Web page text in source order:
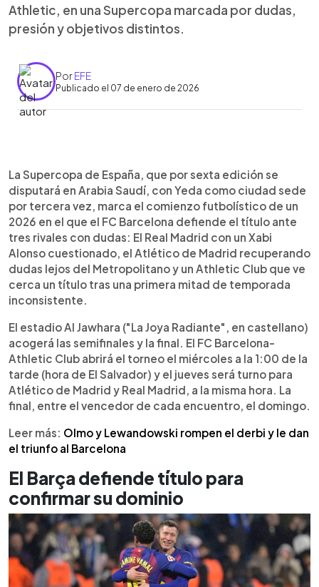
Athletic, en una Supercopa marcada por dudas,
presión y objetivos distintos.
PorEFE
Publicado el 07 de enero de 2026
Escuchar artículo
La Supercopa de España abre el calendario
futbolístico de 2026 en Arabia Saudí, con Yeda
como sede y el FC Barcelona defendiendo el
título ante Real Madrid, Atlético de Madrid y
Athletic Club. El Barça llega como líder de LaLiga
y principal favorito, mientras el Real Madrid
afronta el torneo bajo la presión sobre Xabi
Alonso y la posible ausencia de Mbappé. El
Atlético recupera dudas fuera de casa pese a su
buen rendimiento en el Metropolitano, y el Athletic
ve en la Supercopa una oportunidad de título tras
una primera mitad de temporada irregular. El
estadio Al Jawhara albergará semifinales y final.
La Supercopa de España, que por sexta edición se
disputará en Arabia Saudí, con Yeda como ciudad sede
por tercera vez, marca el comienzo futbolístico de un
2026 en el que el FC Barcelona defiende el título ante
tres rivales con dudas: El Real Madrid con un Xabi
Alonso cuestionado, el Atlético de Madrid recuperando
dudas lejos del Metropolitano y un Athletic Club que ve
cerca un título tras una primera mitad de temporada
inconsistente.
El estadio Al Jawhara ("La Joya Radiante", en castellano)
acogerá las semifinales y la final. El FC Barcelona-
Athletic Club abrirá el torneo el miércoles a la 1:00 de la
tarde (hora de El Salvador) y el jueves será turno para
Atlético de Madrid y Real Madrid, a la misma hora. La
final, entre el vencedor de cada encuentro, el domingo.
Leer más: Olmo y Lewandowski rompen el derbi y le dan
el triunfo al Barcelona
El Barça defiende título para
confirmar su dominio